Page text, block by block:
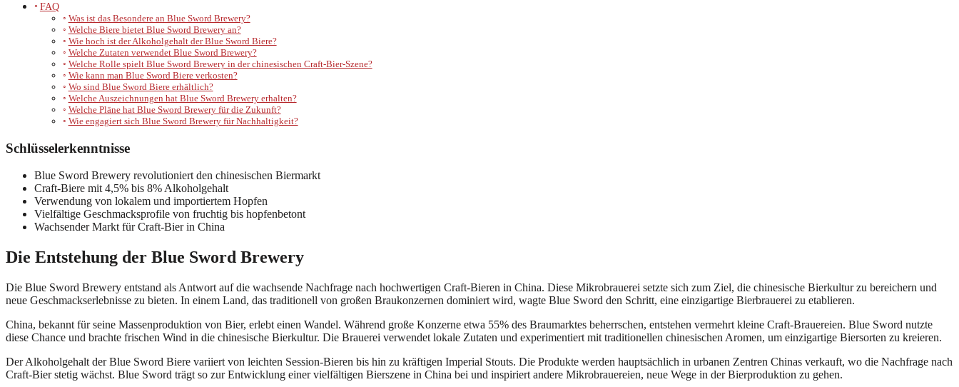
FAQ
Was ist das Besondere an Blue Sword Brewery?
Welche Biere bietet Blue Sword Brewery an?
Wie hoch ist der Alkoholgehalt der Blue Sword Biere?
Welche Zutaten verwendet Blue Sword Brewery?
Welche Rolle spielt Blue Sword Brewery in der chinesischen Craft-Bier-Szene?
Wie kann man Blue Sword Biere verkosten?
Wo sind Blue Sword Biere erhältlich?
Welche Auszeichnungen hat Blue Sword Brewery erhalten?
Welche Pläne hat Blue Sword Brewery für die Zukunft?
Wie engagiert sich Blue Sword Brewery für Nachhaltigkeit?
Schlüsselerkenntnisse
Blue Sword Brewery revolutioniert den chinesischen Biermarkt
Craft-Biere mit 4,5% bis 8% Alkoholgehalt
Verwendung von lokalem und importiertem Hopfen
Vielfältige Geschmacksprofile von fruchtig bis hopfenbetont
Wachsender Markt für Craft-Bier in China
Die Entstehung der Blue Sword Brewery
Die Blue Sword Brewery entstand als Antwort auf die wachsende Nachfrage nach hochwertigen Craft-Bieren in China. Diese Mikrobrauerei setzte sich zum Ziel, die chinesische Bierkultur zu bereichern und
neue Geschmackserlebnisse zu bieten. In einem Land, das traditionell von großen Braukonzernen dominiert wird, wagte Blue Sword den Schritt, eine einzigartige Bierbrauerei zu etablieren.
China, bekannt für seine Massenproduktion von Bier, erlebt einen Wandel. Während große Konzerne etwa 55% des Braumarktes beherrschen, entstehen vermehrt kleine Craft-Brauereien. Blue Sword nutzte
diese Chance und brachte frischen Wind in die chinesische Bierkultur. Die Brauerei verwendet lokale Zutaten und experimentiert mit traditionellen chinesischen Aromen, um einzigartige Biersorten zu kreieren.
Der Alkoholgehalt der Blue Sword Biere variiert von leichten Session-Bieren bis hin zu kräftigen Imperial Stouts. Die Produkte werden hauptsächlich in urbanen Zentren Chinas verkauft, wo die Nachfrage nach
Craft-Bier stetig wächst. Blue Sword trägt so zur Entwicklung einer vielfältigen Bierszene in China bei und inspiriert andere Mikrobrauereien, neue Wege in der Bierproduktion zu gehen.